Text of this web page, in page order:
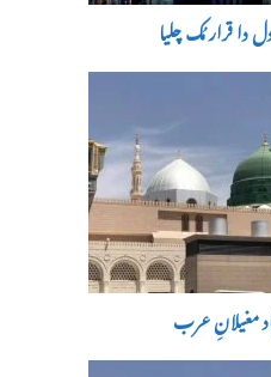
دا قرار مُک چلیا
مغیلانِ عرب